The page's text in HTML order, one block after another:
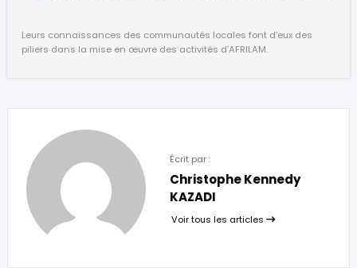
Leurs connaissances des communautés locales font d’eux des
piliers dans la mise en œuvre des activités d’AFRILAM.
Écrit par :
Christophe Kennedy
KAZADI
Voir tous les articles